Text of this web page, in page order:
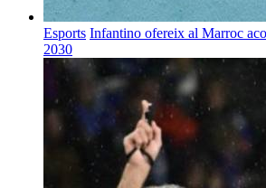
Esports Infantino ofereix al Marroc
2030